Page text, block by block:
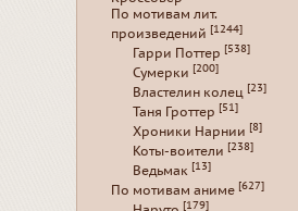
По мотивам лит.
произведений [1244]
Гарри Поттер [538]
Сумерки [200]
Властелин колец [23]
Таня Гроттер [51]
Хроники Нарнии [8]
Коты-воители [238]
Ведьмак [13]
По мотивам аниме [627]
[179]